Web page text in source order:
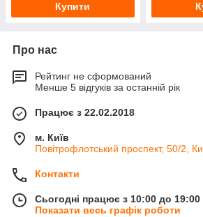
Купити
Про нас
Рейтинг не сформований
Менше 5 відгуків за останній рік
Працює з 22.02.2018
м. Київ
Повітрофлотський проспект, 50/2,
Контакти
Сьогодні працює з 10:00 до 19:00
Показати весь графік роботи